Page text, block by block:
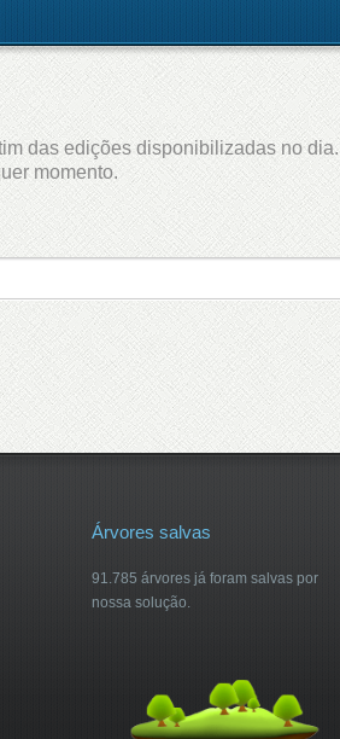
das edições disponibilizadas no
momento.
Árvores salvas
91.785 árvores já foram salvas por
nossa solução.